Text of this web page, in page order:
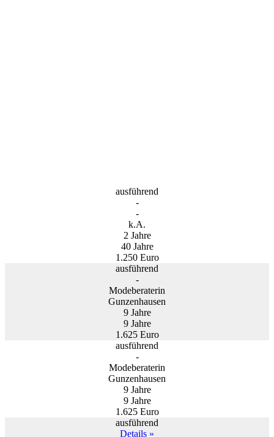
ausführend
-
-
k.A.
2 Jahre
40 Jahre
1.250 Euro
ausführend
-
Modeberaterin
Gunzenhausen
9 Jahre
9 Jahre
1.625 Euro
ausführend
-
Modeberaterin
Gunzenhausen
9 Jahre
9 Jahre
1.625 Euro
ausführend
Details »